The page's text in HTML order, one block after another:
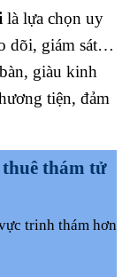
là lựa chọn uy
dõi, giám sát…
giàu kinh
tiện, đảm
thám tử
trinh thám hơn